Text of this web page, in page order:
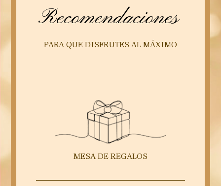
Recomendaciones
PARA QUE DISFRUTES AL MÁXIMO
MESA DE REGALOS